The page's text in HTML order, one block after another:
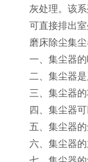
灰处理。该
可直接排出
磨床除尘集
一、集尘器
二、集尘器
三、集尘器
四、集尘器
五、集尘器
六、集尘器